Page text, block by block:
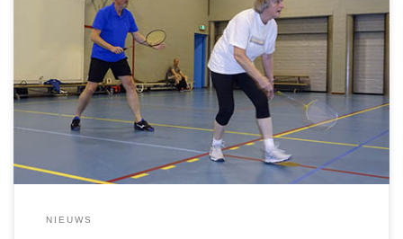
Het wintertoernooi/competitie van 2017 -2018 is in volle gang.
Hierbij een overzicht van de stand tot nu toe! Zoals je ziet zijn
vooral de dames al goed op weg. Hou de site in de gaten voor
updates! Stand per 6 februari 2018 Amke 11 Anne 7 Anudeep 10
Cézary 9 Dennis […]
NIEUWS